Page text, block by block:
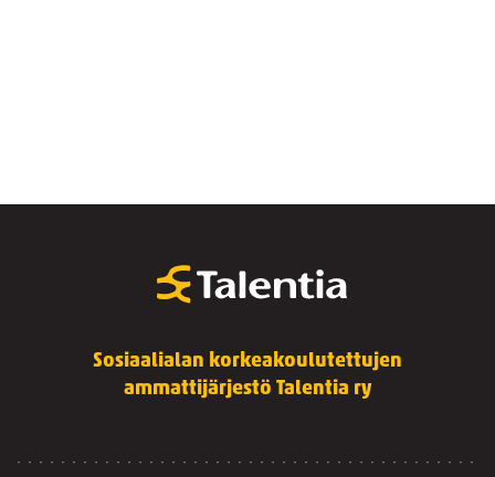
Sosiaalialan korkeakoulutettujen
ammattijärjestö Talentia ry